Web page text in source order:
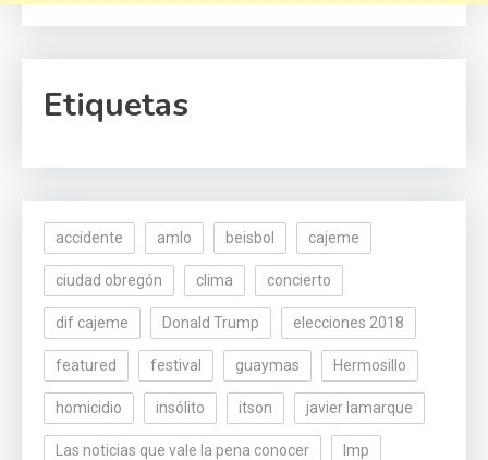
Etiquetas
accidente amlo beisbol cajeme
ciudad obregón clima concierto
dif cajeme Donald Trump elecciones 2018
featured festival guaymas Hermosillo
homicidio insólito itson javier lamarque
Las noticias que vale la pena conocer lmp